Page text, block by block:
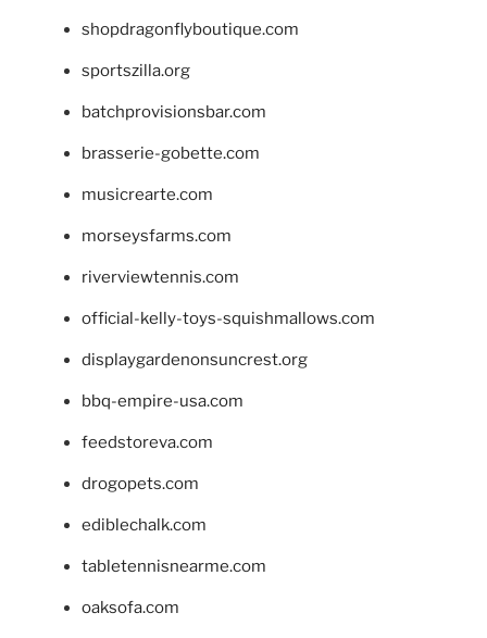
shopdragonflyboutique.com
sportszilla.org
batchprovisionsbar.com
brasserie-gobette.com
musicrearte.com
morseysfarms.com
riverviewtennis.com
official-kelly-toys-squishmallows.com
displaygardenonsuncrest.org
bbq-empire-usa.com
feedstoreva.com
drogopets.com
ediblechalk.com
tabletennisnearme.com
oaksofa.com